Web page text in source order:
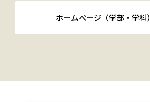
ホームぺージ（学部・学科）